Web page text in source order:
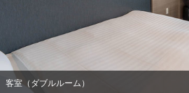
客室（ダブルルーム）
客室（ダブルルーム）